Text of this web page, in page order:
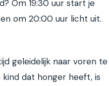
Om 19:30 uur start je
om 20:00 uur licht uit.
geleidelijk naar voren te
kind dat honger heeft, is